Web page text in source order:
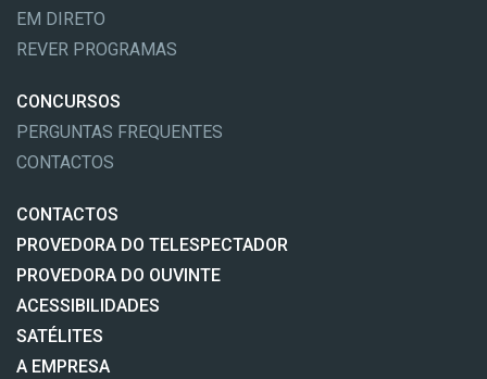
EM DIRETO
REVER PROGRAMAS
CONCURSOS
PERGUNTAS FREQUENTES
CONTACTOS
CONTACTOS
PROVEDORA DO TELESPECTADOR
PROVEDORA DO OUVINTE
ACESSIBILIDADES
SATÉLITES
A EMPRESA